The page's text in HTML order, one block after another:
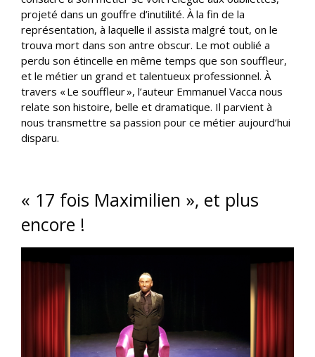
projeté dans un gouffre d’inutilité. À la fin de la
représentation, à laquelle il assista malgré tout, on le
trouva mort dans son antre obscur. Le mot oublié a
perdu son étincelle en même temps que son souffleur,
et le métier un grand et talentueux professionnel. À
travers « Le souffleur », l’auteur Emmanuel Vacca nous
relate son histoire, belle et dramatique. Il parvient à
nous transmettre sa passion pour ce métier aujourd’hui
disparu.
« 17 fois Maximilien », et plus
encore !